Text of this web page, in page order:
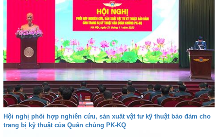
Hội nghị phối hợp nghiên cứu, sản xuất vật tư kỹ thuật bảo đảm cho
trang bị kỹ thuật của Quân chủng PK-KQ